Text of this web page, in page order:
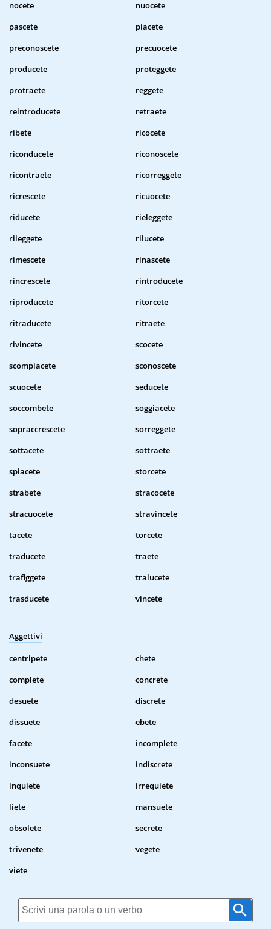
nocete
nuocete
pascete
piacete
preconoscete
precuocete
producete
proteggete
protraete
reggete
reintroducete
retraete
ribete
ricocete
riconducete
riconoscete
ricontraete
ricorreggete
ricrescete
ricuocete
riducete
rieleggete
rileggete
rilucete
rimescete
rinascete
rincrescete
rintroducete
riproducete
ritorcete
ritraducete
ritraete
rivincete
scocete
scompiacete
sconoscete
scuocete
seducete
soccombete
soggiacete
sopraccrescete
sorreggete
sottacete
sottraete
spiacete
storcete
strabete
stracocete
stracuocete
stravincete
tacete
torcete
traducete
traete
trafiggete
tralucete
trasducete
vincete
Aggettivi
centripete
chete
complete
concrete
desuete
discrete
dissuete
ebete
facete
incomplete
inconsuete
indiscrete
inquiete
irrequiete
liete
mansuete
obsolete
secrete
trivenete
vegete
viete